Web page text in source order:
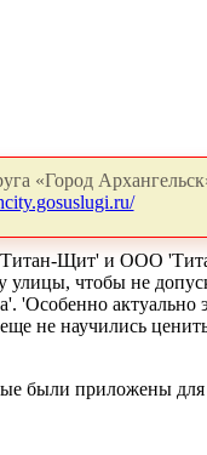
«Город
Щит' и ООО
чтобы не
'Особенно
не научились
были приложены